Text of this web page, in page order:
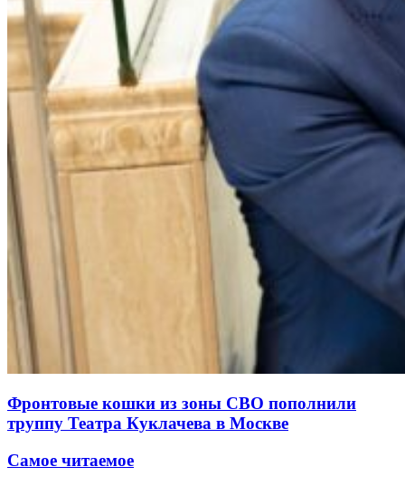
Фронтовые кошки из зоны СВО пополнили
труппу Театра Куклачева в Москве
Самое читаемое